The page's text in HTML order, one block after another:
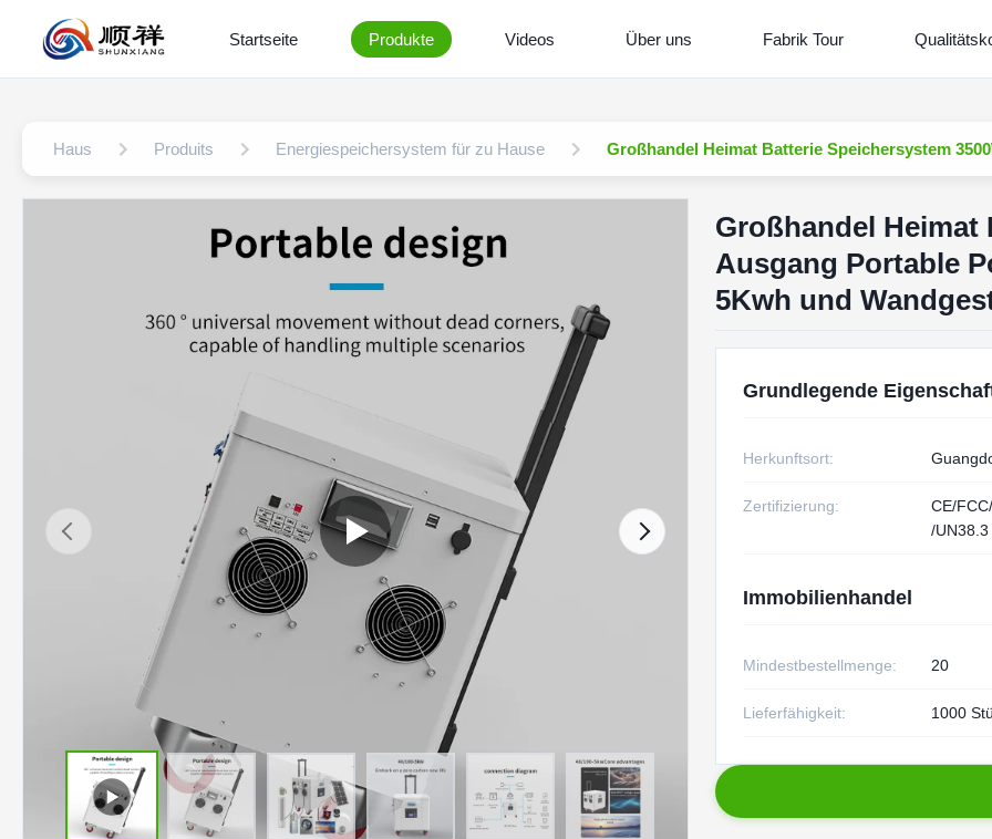
Startseite Produkte Videos Über uns Fabrik Tour
Haus Produits Energiespeichersystem für zu Hause Großhandel Heimat Batterie Speichersystem
Großhandel Heimat
Ausgang Portable
5Kwh und
Grundlegende
Herkunftsort:
Zertifizierung:
CE/
/UN38.3
Immobilienhandel
Mindestbestellmenge: 20
Lieferfähigkeit: 1000